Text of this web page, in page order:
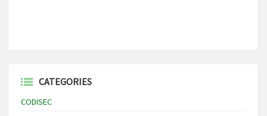
CATEGORIES
CODISEC